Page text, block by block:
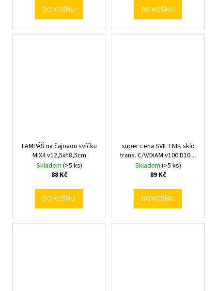
DO KOŠÍKU DO KOŠÍKU
LAMPÁŠ na čajovou svíčku
MIX4 v12,5xh8,5cm
Skladem (>5 ks)
88 Kč
DO KOŠÍKU
super cena SVIETNIK sklo
trans. C/V/DIAM v100 D100/
CIL-H100-DIAM v10cm
Skladem (>5 ks)
89 Kč
DO KOŠÍKU